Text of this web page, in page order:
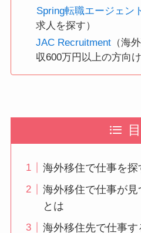
Spring転職エージェン
求人を探す）
JAC Recruitment （海
収600万円以上の方向け
海外移住で仕事を探
海外移住で仕事が
とは
海外移住先で仕事す